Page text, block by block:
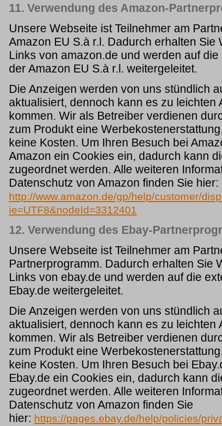
11. Verwendung des Amazon-
Unsere Webseite ist Teilnehmer am
Amazon EU S.à r.l. Dadurch erhalten Sie
Links von amazon.de und werden auf
der Amazon EU S.à r.l. weitergeleitet.
Die Anzeigen werden von uns stündlich
aktualisiert, dennoch kann es zu leichten
kommen. Wir als Betreiber verdienen
zum Produkt eine
keine Kosten. Um Ihren Besuch bei
Amazon ein Cookies ein, dadurch kann
zugeordnet werden. Alle weiteren
Datenschutz von Amazon finden Sie hier:
http://www.amazon.de/gp/help/customer/
ie=UTF8&nodeId=3312401
12. Verwendung des Ebay-
Unsere Webseite ist Teilnehmer am
Partnerprogramm. Dadurch erhalten Sie
Links von ebay.de und werden auf die
Ebay.de weitergeleitet.
Die Anzeigen werden von uns stündlich
aktualisiert, dennoch kann es zu leichten
kommen. Wir als Betreiber verdienen
zum Produkt eine
keine Kosten. Um Ihren Besuch bei
Ebay.de ein Cookies ein, dadurch kann
zugeordnet werden. Alle weiteren
Datenschutz von Amazon finden Sie
hier: https://pages.ebay.de/help/policies/